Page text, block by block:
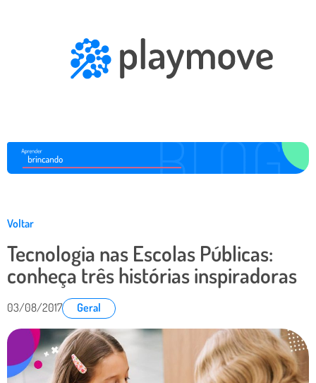
Voltar
Tecnologia nas Escolas Públicas:
conheça três histórias inspiradoras
03/08/2017 Geral